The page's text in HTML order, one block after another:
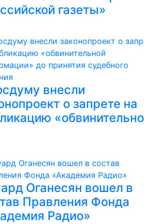
газеты»
внесли
о запрете на
Оганесян вошел в
Правления Фонда
Радио»